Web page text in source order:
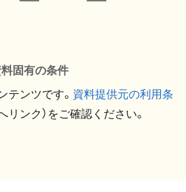
固有の条件
テンツです。 資料提供元の利用条
リンク）をご確認ください。